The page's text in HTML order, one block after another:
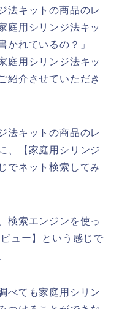
法キットの商品のレ
庭用シリンジ法キッ
かれているの？」
庭用シリンジ法キッ
紹介させていただき
法キットの商品のレ
、【家庭用シリンジ
でネット検索してみ
検索エンジンを使っ
ュー】という感じで
べても家庭用シリン